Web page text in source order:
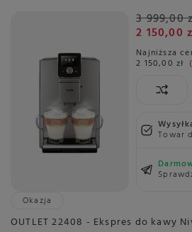
3 999,00
2 150,00
Najniższa
2 150,00 zł
Towar
Okazja
OUTLET 22408 - Ekspres do kawy